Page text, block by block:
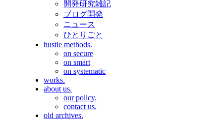
開発研究雑記
ブログ開発
ニュース
ひとりごと
hustle methods.
on secure
on smart
on systematic
works.
about us.
our policy.
contact us.
old archives.